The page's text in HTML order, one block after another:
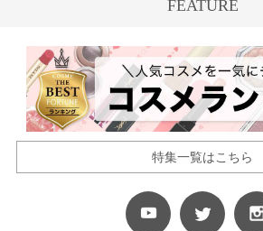
FEATURE
特集一覧はこちら